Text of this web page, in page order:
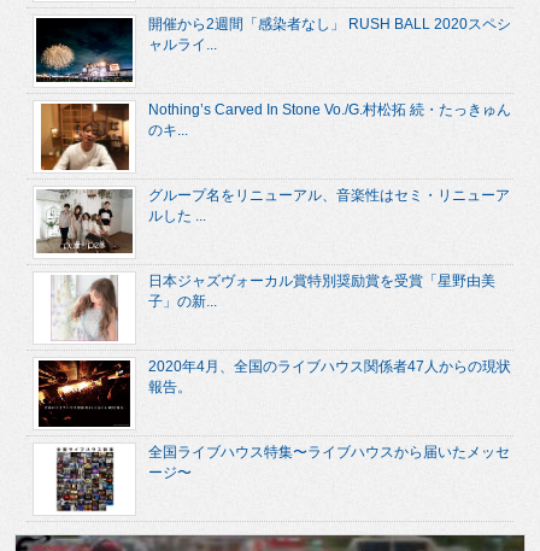
開催から2週間「感染者なし」 RUSH BALL 2020スペシ
ャルライ...
Nothing’s Carved In Stone Vo./G.村松拓 続・たっきゅん
のキ...
グループ名をリニューアル、音楽性はセミ・リニューア
ルした ...
日本ジャズヴォーカル賞特別奨励賞を受賞「星野由美
子」の新...
2020年4月、全国のライブハウス関係者47人からの現状
報告。
全国ライブハウス特集〜ライブハウスから届いたメッセ
ージ〜